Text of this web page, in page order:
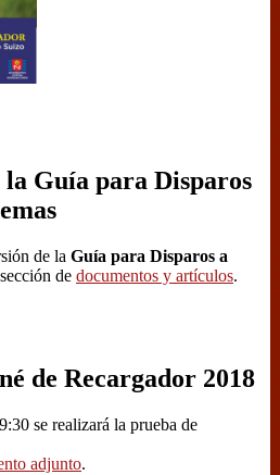
la Guía para Disparos
de la Guía para Disparos a
de documentos y artículos.
de Recargador 2018
se realizará la prueba de
adjunto.